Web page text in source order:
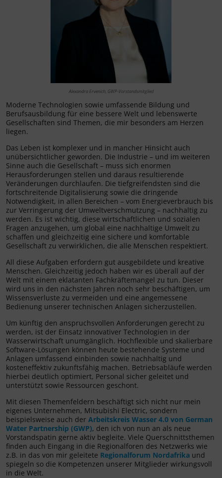
Alexandra Ervenich, GWP-Vorstandsmitglied
Moderne Technologien sowie umfassende Bildung und
Berufsausbildung für eine bessere Welt und lebenswerte
Gesellschaften sind Themen, die mir besonders am Herzen
liegen.
Das Leben ist komplexer und in mancher Hinsicht auch
unübersichtlicher geworden. Die Industrie – und im weiteren
Sinne auch die Gesellschaft – muss sich enormen
Herausforderungen stellen und daraus resultierende
Veränderungen durchlaufen. Die tiefgreifendsten sind die
fortschreitende Digitalisierung sowie die dringende
Notwendigkeit, in allen Bereichen – vom Energieverbrauch bis
zur Verringerung der Umweltverschmutzung – nachhaltig zu
werden. Es ist wichtig, diese wirtschaftlichen und sozialen
Fragen anzugehen, um global eine nachhaltige Umwelt zu
schaffen und gleichzeitig eine sichere und komfortable
Gesellschaft zu verwirklichen, die alle Menschen respektiert.
All diese Aufgaben erfordern gut ausgebildete und kreative
Menschen. Gleichzeitig jedoch haben wir es überall auf der
Welt mit einem eklatanten Fachkräftemangel zu tun. Dieser
wird uns in den nächsten Jahren noch sehr beschäftigen, um
Wissensverluste zu vermeiden und eine angemessene
Bedienung unserer technischen Anlagen sicherzustellen.
Um künftig den anspruchsvollen Anforderungen gerecht zu
werden, ist der Einsatz innovativer Technologien in der
Wasserwirtschaft unumgänglich. Hochflexible und skalierbare
Software-Lösungen können heute bestehende Systeme und
Anlagen umfassend einbinden sowie nachhaltig und
kosteneffektiv zukunftsfähig machen. Betriebsabläufe werden
hierbei deutlich optimiert, Personal sicher geleitet und
unterstützt sowie Ressourcen geschont.
Mit diesen Themenfeldern beschäftigt sich nicht nur mein
eigenes Unternehmen, Mitsubishi Electric, sondern
beispielsweise auch der Arbeitskreis Wasser 4.0 von German
Water Partnership (GWP), den ich von nun an als neue
Vorstandspatin gerne aktiv begleite. Viele Querschnittsthemen
finden auch Eingang in die Regionalforen des Netzwerks wie
z.B. in das von mir geleitete Regionalforum Nordafrika und
spiegeln so die Kompetenzen unserer Mitglieder wirkungsvoll
in die Welt.